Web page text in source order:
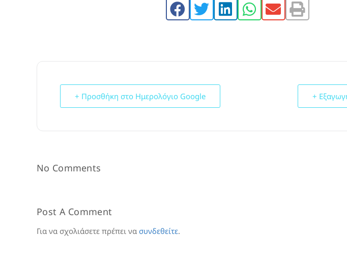
+ Προσθήκη στο Ημερολόγιο Google +
No Comments
Post A Comment
Για να σχολιάσετε πρέπει να συνδεθείτε.